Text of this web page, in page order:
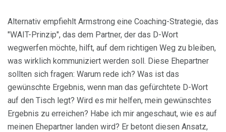
Alternativ empfiehlt Armstrong eine Coaching-Strategie, das
"WAIT-Prinzip", das dem Partner, der das D-Wort
wegwerfen möchte, hilft, auf dem richtigen Weg zu bleiben,
was wirklich kommuniziert werden soll. Diese Ehepartner
sollten sich fragen: Warum rede ich? Was ist das
gewünschte Ergebnis, wenn man das gefürchtete D-Wort
auf den Tisch legt? Wird es mir helfen, mein gewünschtes
Ergebnis zu erreichen? Habe ich mir angeschaut, wie es auf
meinen Ehepartner landen wird? Er betont diesen Ansatz,